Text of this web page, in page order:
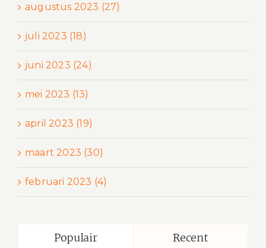
augustus 2023 (27)
juli 2023 (18)
juni 2023 (24)
mei 2023 (13)
april 2023 (19)
maart 2023 (30)
februari 2023 (4)
Populair Recent